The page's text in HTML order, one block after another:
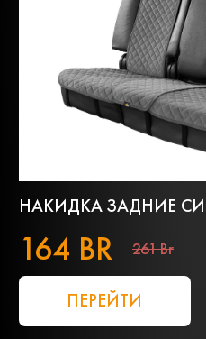
НАКИДКА ЗАДНИЕ
164 BR 261 Br
ПЕРЕЙТИ